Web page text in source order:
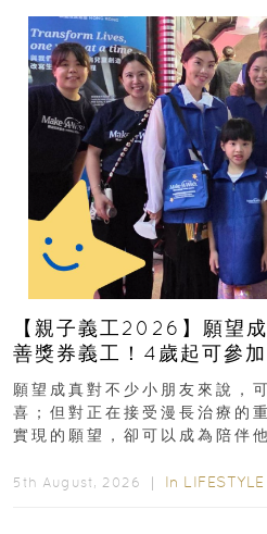
【親子義工2026】願望
善獎券義工！4歲起可參
新界
願望成真對不少小朋友來說，
喜；但對正在接受漫長治療的
實現的願望，卻可以成為陪伴
5th August, 2026 ｜ In LIFESTYLE